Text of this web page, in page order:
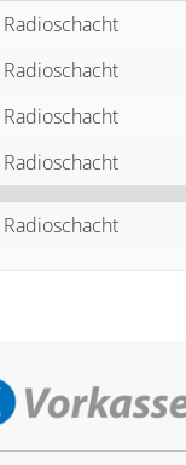
Radioschacht
Radioschacht
Radioschacht
Radioschacht
Radioschacht